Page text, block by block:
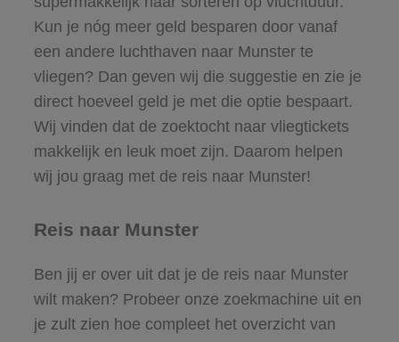
Kun je nóg meer geld besparen door vanaf
een andere luchthaven naar Munster te
vliegen? Dan geven wij die suggestie en zie je
direct hoeveel geld je met die optie bespaart.
Wij vinden dat de zoektocht naar vliegtickets
makkelijk en leuk moet zijn. Daarom helpen
wij jou graag met de reis naar Munster!
Reis naar Munster
Ben jij er over uit dat je de reis naar Munster
wilt maken? Probeer onze zoekmachine uit en
je zult zien hoe compleet het overzicht van